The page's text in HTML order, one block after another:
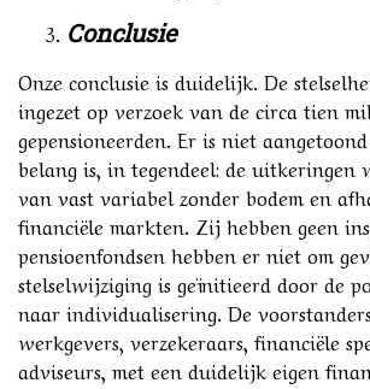
Conclusie
Onze conclusie is duidelijk. De
ingezet op verzoek van de circa tien
gepensioneerden. Er is niet
belang is, in tegendeel: de uitkeringen
van vast variabel zonder bodem en
financiële markten. Zij hebben geen
pensioenfondsen hebben er niet om
stelselwijziging is geïnitieerd door de
naar individualisering. De
werkgevers, verzekeraars, financiële
adviseurs, met een duidelijk eigen